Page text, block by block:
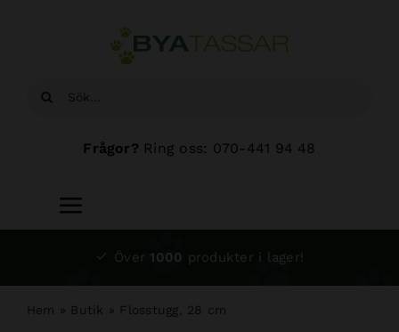
Sök
Frågor? Ring oss: 070-441 94 48
Toggle
Navigation
Över 1000 produkter i lager!
Hem » Butik » Flosstugg, 28 cm